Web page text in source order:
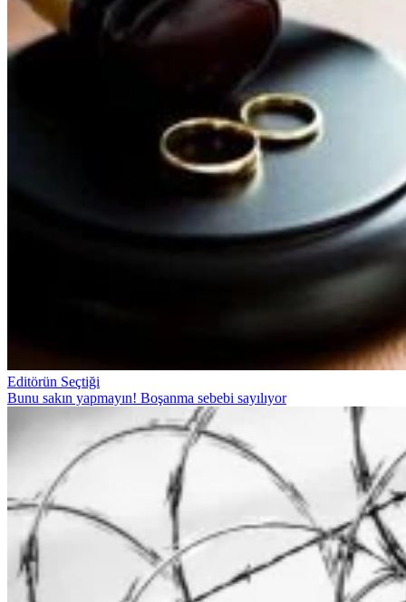
Editörün Seçtiği
Bunu sakın yapmayın! Boşanma sebebi sayılıyor